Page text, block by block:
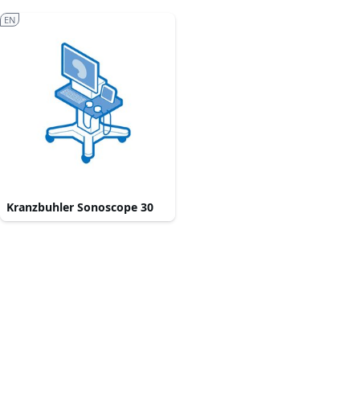
Kranzbuhler Sonoscope 30
EN